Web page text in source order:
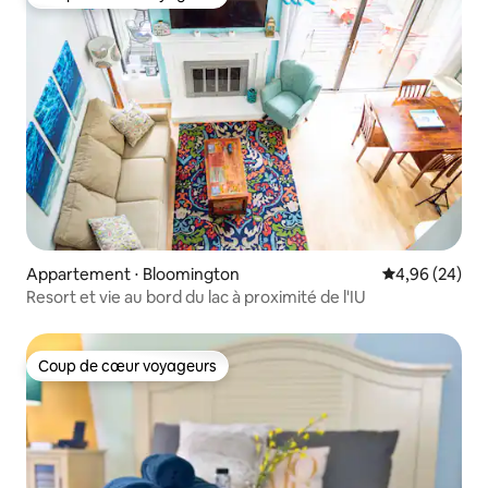
Appartement ⋅ Bloomington Évaluation
4,96 (24)
Resort et vie au bord du lac à proximité de l'IU
Coup de cœur voyageurs
Coup de cœur voyageurs